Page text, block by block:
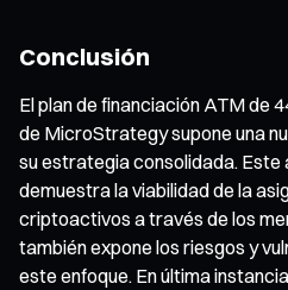
Conclusión
El plan de financiación ATM de
de MicroStrategy supone una
su estrategia consolidada.
demuestra la viabilidad de la
criptoactivos a través de los
también expone los riesgos y
este enfoque. En última